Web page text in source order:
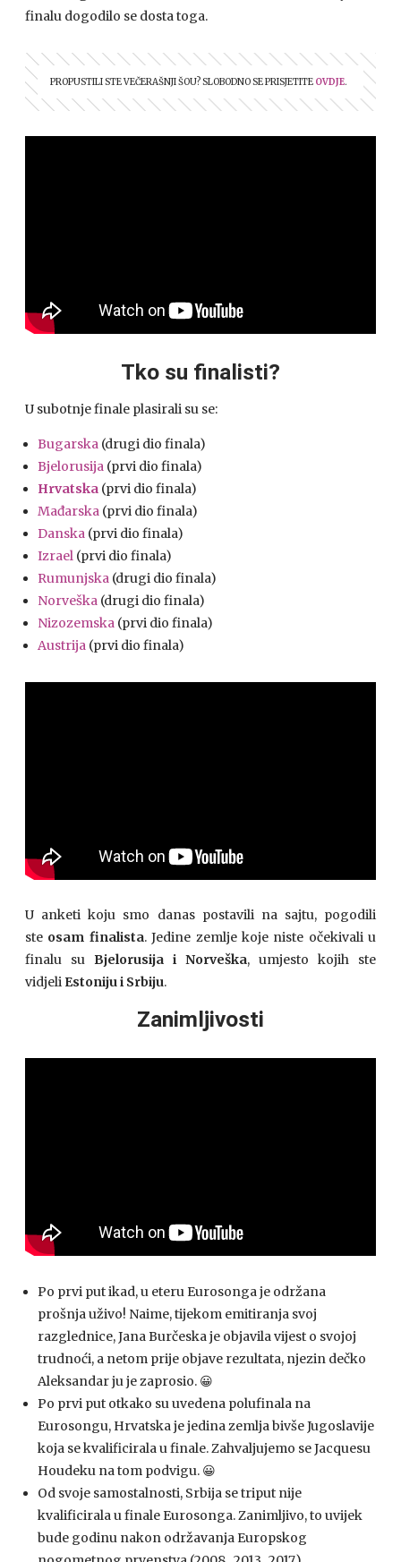
finalu dogodilo se dosta toga.
PROPUSTILI STE VEČERAŠNJI ŠOU? SLOBODNO SE PRISJETITE OVDJE.
Tko su finalisti?
U subotnje finale plasirali su se:
Bugarska (drugi dio finala)
Bjelorusija (prvi dio finala)
Hrvatska (prvi dio finala)
Mađarska (prvi dio finala)
Danska (prvi dio finala)
Izrael (prvi dio finala)
Rumunjska (drugi dio finala)
Norveška (drugi dio finala)
Nizozemska (prvi dio finala)
Austrija (prvi dio finala)
U anketi koju smo danas postavili na sajtu, pogodili
ste osam finalista. Jedine zemlje koje niste očekivali u
finalu su Bjelorusija i Norveška, umjesto kojih ste
vidjeli Estoniju i Srbiju.
Zanimljivosti
Po prvi put ikad, u eteru Eurosonga je održana
prošnja uživo! Naime, tijekom emitiranja svoj
razglednice, Jana Burčeska je objavila vijest o svojoj
trudnoći, a netom prije objave rezultata, njezin dečko
Aleksandar ju je zaprosio. 😀
Po prvi put otkako su uvedena polufinala na
Eurosongu, Hrvatska je jedina zemlja bivše Jugoslavije
koja se kvalificirala u finale. Zahvaljujemo se Jacquesu
Houdeku na tom podvigu. 😀
Od svoje samostalnosti, Srbija se triput nije
kvalificirala u finale Eurosonga. Zanimljivo, to uvijek
bude godinu nakon održavanja Europskog